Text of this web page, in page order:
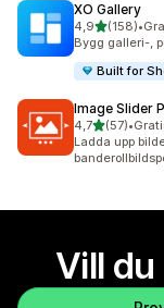
XO Gallery
4,9av 5(158)
158 •
Bygg galleri-,
Built for
Image Slider
4,7av 5 stjärnor
(57)
57 •
Ladda upp
Vill du